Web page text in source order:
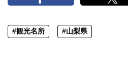
#観光名所 #山梨県